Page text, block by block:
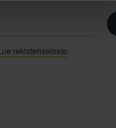
rekisteriseloste.